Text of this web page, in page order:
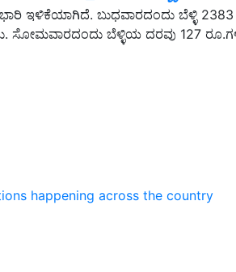
happening across the country
ಇಳಿಕೆಯಾಗಿದೆ. ಬುಧವಾರದಂದು ಬೆಳ್ಳಿ 2383
ಸೋಮವಾರದಂದು ಬೆಳ್ಳಿಯ ದರವು 127